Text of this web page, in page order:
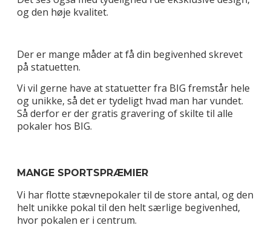
og den høje kvalitet.
Der er mange måder at få din begivenhed skrevet
på statuetten.
Vi vil gerne have at statuetter fra BIG fremstår hele
og unikke, så det er tydeligt hvad man har vundet.
Så derfor er der gratis gravering of skilte til alle
pokaler hos BIG.
MANGE SPORTSPRÆMIER
Vi har flotte stævnepokaler til de store antal, og den
helt unikke pokal til den helt særlige begivenhed,
hvor pokalen er i centrum.